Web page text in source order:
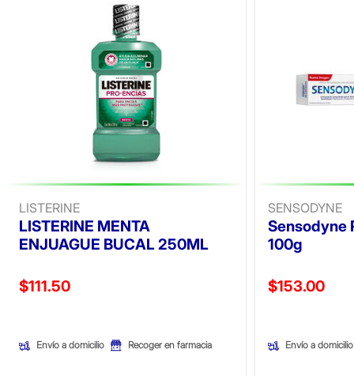
LISTERINE
LISTERINE MENTA
ENJUAGUE BUCAL 250ML
Precio reducido de
$111.50
Envío a domicilio Recoger en farmacia
SENSODYNE
Sensodyne
100g
Precio
$153.00
Envío a domicilio